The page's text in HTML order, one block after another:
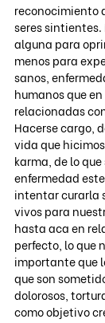
reconocimiento
seres
alguna para
menos para
sanos,
humanos que
relacionadas
Hacerse cargo,
vida que
karma, de lo
enfermedad
intentar curarla
vivos para
hasta aca en
perfecto, lo que
importante que
que son
dolorosos,
como objetivo